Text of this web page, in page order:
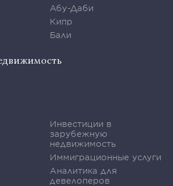
Абу-Даби
Кипр
Бали
Инвестиции в
зарубежную
недвижимость
Иммиграционные услуги
Аналитика для
девелоперов